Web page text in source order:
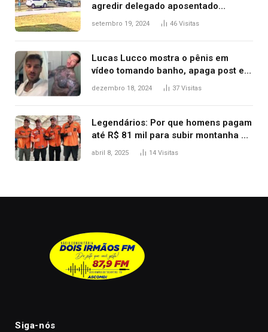
agredir delegado aposentado
durante confusão no trânsito
setembro 19, 2024 46 Visitas
Lucas Lucco mostra o pênis em
vídeo tomando banho, apaga post e
diz ‘foi mal’
dezembro 18, 2024 37 Visitas
Legendários: Por que homens pagam
até R$ 81 mil para subir montanha e
melhorar casamento?
abril 8, 2025 14 Visitas
Siga-nós